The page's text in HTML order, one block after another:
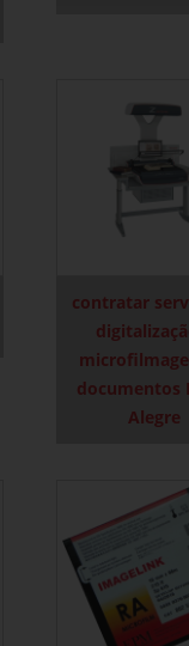
contratar
documentos
Alegre